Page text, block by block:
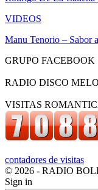
VIDEOS
Manu Tenorio – Sabor
GRUPO FACEBOOK
RADIO DISCO
VISITAS
contadores de visitas
© 2026 - RADIO
Sign in